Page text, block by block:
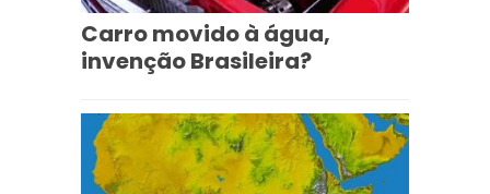
Carro movido à água,
invenção Brasileira?